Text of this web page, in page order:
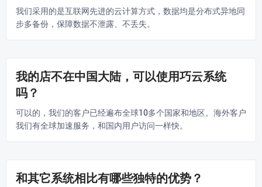
我们采用的是互联网先进的云计算方式，数据均是分布式异地同
步多备份，保障数据不泄露、不丢失。
我的店不在中国大陆，可以使用巧云系统
吗？
可以的，我们的客户已经遍布全球10多个国家和地区。海外客户
我们有全球加速服务，和国内用户访问一样快。
和其它系统相比有哪些独特的优势？